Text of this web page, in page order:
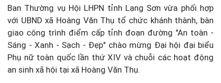
Ban Thường vụ Hội LHPN tỉnh Lạng Sơn vừa phối hợp
với UBND xã Hoàng Văn Thụ tổ chức khánh thành, bàn
giao công trình điểm cấp tỉnh đoạn đường "An toàn -
Sáng - Xanh - Sạch - Đẹp" chào mừng Đại hội đại biểu
Phụ nữ toàn quốc lần thứ XIV và chuỗi các hoạt động
an sinh xã hội tại xã Hoàng Văn Thụ.